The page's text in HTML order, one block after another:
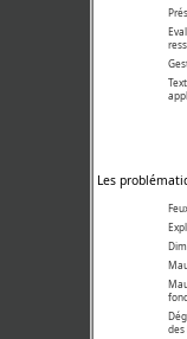
Les
des